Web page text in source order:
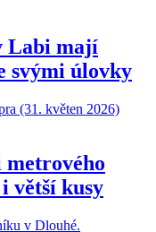
Labi mají
svými úlovky
větší kusy